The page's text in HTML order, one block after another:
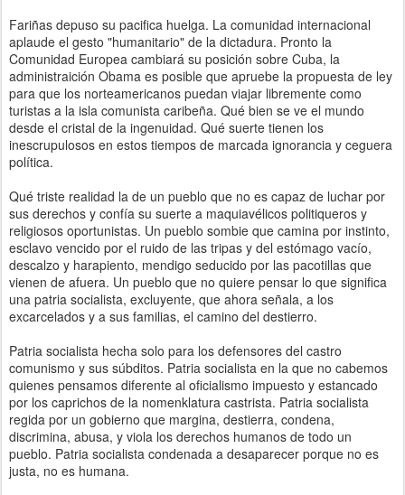
Fariñas depuso su pacifica huelga. La comunidad internacional
aplaude el gesto "humanitario" de la dictadura. Pronto la
Comunidad Europea cambiará su posición sobre Cuba, la
administraición Obama es posible que apruebe la propuesta de ley
para que los norteamericanos puedan viajar libremente como
turistas a la isla comunista caribeña. Qué bien se ve el mundo
desde el cristal de la ingenuidad. Qué suerte tienen los
inescrupulosos en estos tiempos de marcada ignorancia y ceguera
política.
Qué triste realidad la de un pueblo que no es capaz de luchar por
sus derechos y confía su suerte a maquiavélicos politiqueros y
religiosos oportunistas. Un pueblo sombie que camina por instinto,
esclavo vencido por el ruido de las tripas y del estómago vacío,
descalzo y harapiento, mendigo seducido por las pacotillas que
vienen de afuera. Un pueblo que no quiere pensar lo que significa
una patria socialista, excluyente, que ahora señala, a los
excarcelados y a sus familias, el camino del destierro.
Patria socialista hecha solo para los defensores del castro
comunismo y sus súbditos. Patria socialista en la que no cabemos
quienes pensamos diferente al oficialismo impuesto y estancado
por los caprichos de la nomenklatura castrista. Patria socialista
regida por un gobierno que margina, destierra, condena,
discrimina, abusa, y viola los derechos humanos de todo un
pueblo. Patria socialista condenada a desaparecer porque no es
justa, no es humana.